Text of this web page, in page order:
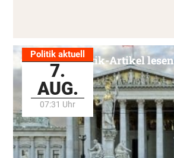
Politik aktuell
7.
AUG.
07:31 Uhr
Alle Politik-Artikel lesen